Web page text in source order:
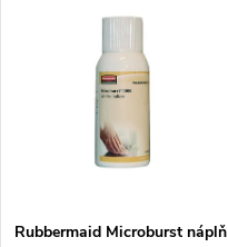
nastaviteľný program na hodinu
Rubbermaid Microburst náplň